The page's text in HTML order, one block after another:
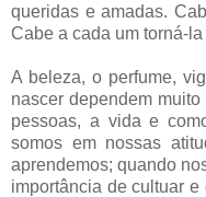
queridas e amadas.
Cabe a cada um torná-
A beleza, o perfume,
nascer dependem
pessoas, a vida e
somos em nossas
aprendemos; quando
importância de cultuar